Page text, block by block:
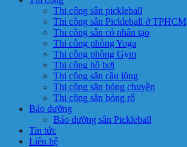
Thi công sân pickleball
Thi công sân Pickleball ở TPHCM
Thi công sân cỏ nhân tạo
Thi công phòng Yoga
Thi công phòng Gym
Thi công hồ bơi
Thi công sân cầu lông
Thi công sân bóng chuyền
Thi công sân bóng rổ
Bảo dưỡng
Bảo dưỡng sân Pickleball
Tin tức
Liên hệ